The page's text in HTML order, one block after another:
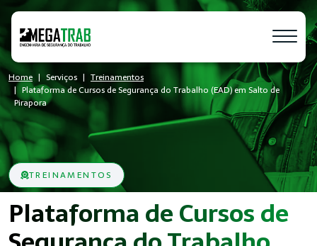
Home Serviços
Treinamentos
Plataforma de Cursos de Segurança do Trabalho (EAD) em Salto de
Pirapora
TREINAMENTOS
Plataforma de Cursos de